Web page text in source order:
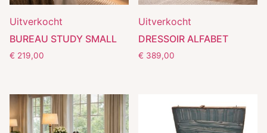
Uitverkocht
BUREAU STUDY SMALL
€ 219,00
Uitverkocht
DRESSOIR ALFABET
€ 389,00